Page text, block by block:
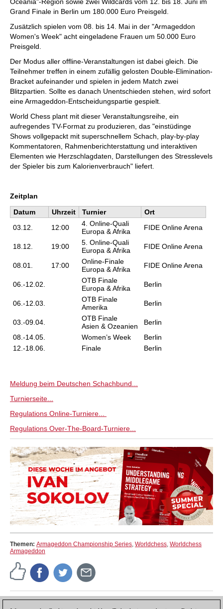
Grand Finale in Berlin um 180.000 Euro Preisgeld.
Zusätzlich spielen vom 08. bis 14. Mai in der "Armageddon
Women's Week" acht eingeladene Frauen um 50.000 Euro
Preisgeld.
Der Modus aller offline-Veranstaltungen ist dabei gleich. Die
Teilnehmer treffen in einem zufällig gelosten Double-Elimination-
Bracket aufeinander und spielen in jedem Match zwei
Blitzpartien. Sollte es danach Unentschieden stehen, wird sofort
eine Armageddon-Entscheidungspartie gespielt.
World Chess plant mit dieser Veranstaltungsreihe, ein
aufregendes TV-Format zu produzieren, das "einstüdinge
Shows vollgepackt mit superschnellem Schach, play-by-play
Kommentatoren, Rahmenberichterstattung und interaktiven
Elementen wie Herzschlagdaten, Darstellungen des Stresslevels
der Spieler bis zum Kalorienverbrauch" liefert.
Zeitplan
Datum
Uhrzeit Turnier
Ort
03.12.
12:00
4. Online-Quali
Europa & Afrika
FIDE Online Arena
18.12. 19:00
5. Online-Quali
Europa & Afrika
FIDE Online Arena
08.01. 17:00
Online-Finale
Europa & Afrika
FIDE Online Arena
06.-12.02.
OTB Finale
Europa & Afrika
Berlin
06.-12.03.
OTB Finale
Amerika
Berlin
03.-09.04.
OTB Finale
Asien & Ozeanien
Berlin
08.-14.05.
Women’s Week
Berlin
12.-18.06.
Finale Berlin
Meldung beim Deutschen Schachbund...
Turnierseite...
Regulations Online-Turniere...
Regulations Over-The-Board-Turniere...
Themen: Armageddon Championship Series, Worldchess, Worldchess
Armageddon